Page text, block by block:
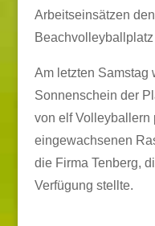
Arbeitseinsätzen
Am letzten Samstag
Sonnenschein der
von elf Volleyballern
eingewachsenen
die Firma Tenberg,
Verfügung stellte.